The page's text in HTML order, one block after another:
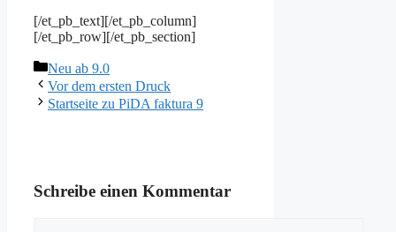
[/et_pb_text][/et_pb_column]
[/et_pb_row][/et_pb_section]
Kategorien
Neu ab 9.0
Vor dem ersten Druck
Startseite zu PiDA faktura 9
Schreibe einen Kommentar